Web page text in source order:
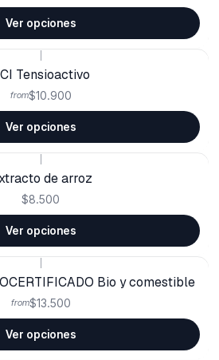
Ver opciones
Tensioactivo
from$10.900
Ver opciones
de arroz
$8.500
Ver opciones
Bio y comestible
from$13.500
Ver opciones